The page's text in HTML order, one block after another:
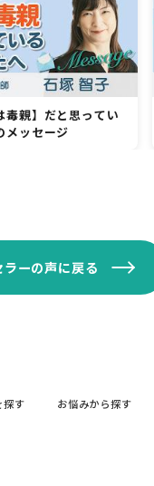
毒親】だと思ってい
メッセージ
ラーの声に戻る
探す お悩みから探す